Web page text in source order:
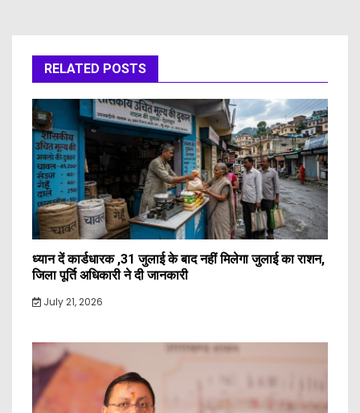
RELATED POSTS
ध्यान दें कार्डधारक ,31 जुलाई के बाद नहीं मिलेगा जुलाई का राशन,
जिला पूर्ति अधिकारी ने दी जानकारी
July 21, 2026